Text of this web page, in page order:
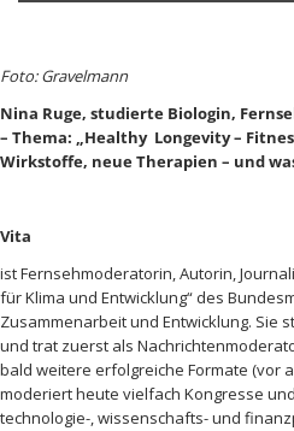
Foto: Gravelmann
Nina Ruge, studierte Biologin,
– Thema: „Healthy Longevity –
Wirkstoffe, neue Therapien – und
Vita
ist Fernsehmoderatorin, Autorin,
für Klima und Entwicklung“ des
Zusammenarbeit und Entwicklung. Sie
und trat zuerst als
bald weitere erfolgreiche Formate (vor
moderiert heute vielfach Kongresse
technologie-, wissenschafts- und